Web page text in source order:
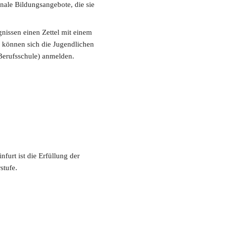
Bildungsangebote, die sie
einen Zettel mit einem
sich die Jugendlichen
anmelden.
ist die Erfüllung der